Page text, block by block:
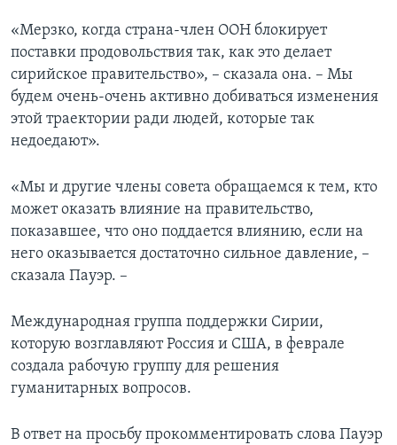
«Мерзко, когда страна-член ООН блокирует
поставки продовольствия так, как это делает
сирийское правительство», – сказала она. – Мы
будем очень-очень активно добиваться изменения
этой траектории ради людей, которые так
недоедают».
«Мы и другие члены совета обращаемся к тем, кто
может оказать влияние на правительство,
показавшее, что оно поддается влиянию, если на
него оказывается достаточно сильное давление, –
сказала Пауэр. –
Международная группа поддержки Сирии,
которую возглавляют Россия и США, в феврале
создала рабочую группу для решения
гуманитарных вопросов.
В ответ на просьбу прокомментировать слова Пауэр